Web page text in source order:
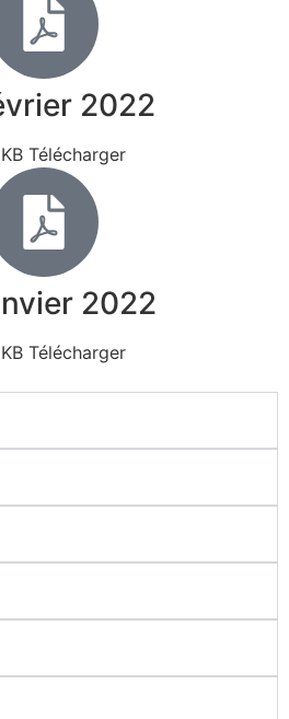
2022
Télécharger
2022
Télécharger